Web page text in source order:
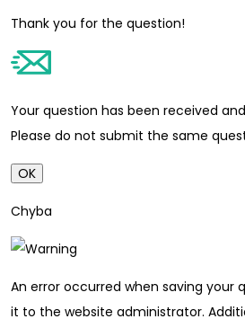
Thank you for the question!
Your question has been received
Please do not submit the same
OK
Chyba
An error occurred when saving your
it to the website administrator.